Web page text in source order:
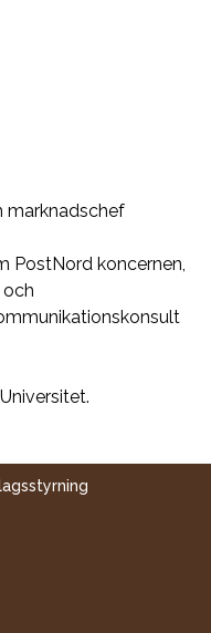
marknadschef
PostNord koncernen,